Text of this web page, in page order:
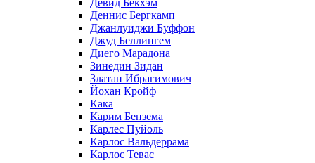
Девид Бекхэм
Деннис Бергкамп
Джанлуиджи Буффон
Джуд Беллингем
Диего Марадона
Зинедин Зидан
Златан Ибрагимович
Йохан Кройф
Кака
Карим Бензема
Карлес Пуйоль
Карлос Вальдеррама
Карлос Тевас